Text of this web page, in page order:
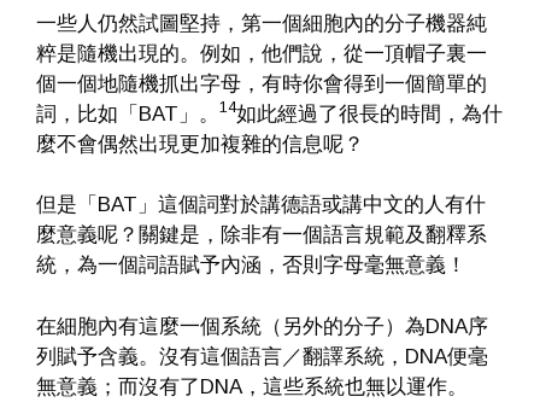
一些人仍然試圖堅持，第一個細胞內的分子機器純
粹是隨機出現的。例如，他們說，從一頂帽子裏一
個一個地隨機抓出字母，有時你會得到一個簡單的
詞，比如「BAT」。
14如此經過了很長的時間，為什
麼不會偶然出現更加複雜的信息呢？
但是「BAT」這個詞對於講德語或講中文的人有什
麼意義呢？關鍵是，除非有一個語言規範及翻釋系
統，為一個詞語賦予內涵，否則字母毫無意義！
在細胞內有這麼一個系統（另外的分子）為DNA序
列賦予含義。沒有這個語言／翻譯系統，DNA便毫
無意義；而沒有了DNA，這些系統也無以運作。